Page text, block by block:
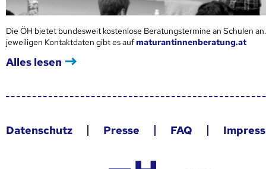
Die ÖH bietet bundesweit kostenlose Beratungstermine an Schulen
jeweiligen Kontaktdaten gibt es aufmaturantinnenberatung.at
Alles lesen
Datenschutz Presse FAQ